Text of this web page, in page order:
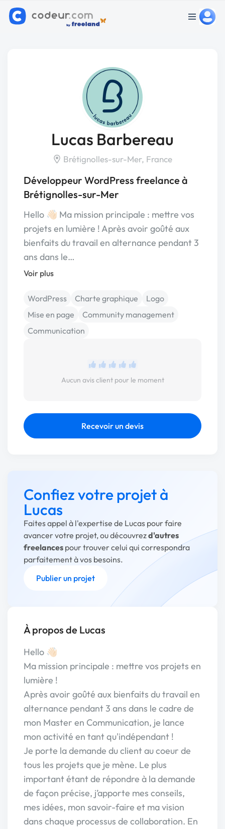
Lucas Barbereau
Brétignolles-sur-Mer, France
Développeur WordPress freelance à
Brétignolles-sur-Mer
Hello 👋🏻 Ma mission principale : mettre vos
projets en lumière ! Après avoir goûté aux
bienfaits du travail en alternance pendant 3
ans dans le…
Voir plus
WordPress Charte graphique
Logo
Mise en page
Community management
Communication
Aucun avis client pour le moment
Recevoir un devis
Confiez votre projet à
Lucas
Faites appel à l'expertise de Lucas pour faire
avancer votre projet, ou découvrezd'autres
freelances pour trouver celui qui correspondra
parfaitement à vos besoins.
Publier un projet
À propos de Lucas
Hello 👋🏻
Ma mission principale : mettre vos projets en
lumière !
Après avoir goûté aux bienfaits du travail en
alternance pendant 3 ans dans le cadre de
mon Master en Communication, je lance
mon activité en tant qu'indépendant !
Je porte la demande du client au coeur de
tous les projets que je mène. Le plus
important étant de répondre à la demande
de façon précise, j’apporte mes conseils,
mes idées, mon savoir-faire et ma vision
dans chaque processus de collaboration. En